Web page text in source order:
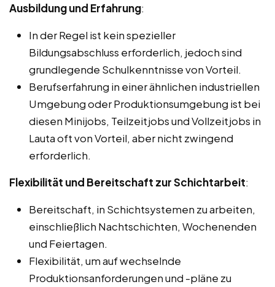
Ausbildung und Erfahrung:
In der Regel ist kein spezieller
Bildungsabschluss erforderlich, jedoch sind
grundlegende Schulkenntnisse von Vorteil.
Berufserfahrung in einer ähnlichen industriellen
Umgebung oder Produktionsumgebung ist bei
diesen Minijobs, Teilzeitjobs und Vollzeitjobs in
Lauta oft von Vorteil, aber nicht zwingend
erforderlich.
Flexibilität und Bereitschaft zur Schichtarbeit:
Bereitschaft, in Schichtsystemen zu arbeiten,
einschließlich Nachtschichten, Wochenenden
und Feiertagen.
Flexibilität, um auf wechselnde
Produktionsanforderungen und -pläne zu